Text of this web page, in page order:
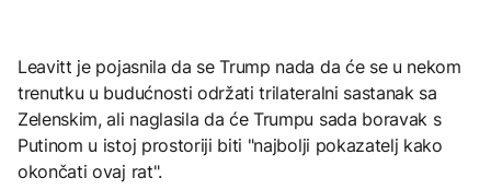
Leavitt je pojasnila da se Trump nada da će se u nekom
trenutku u budućnosti održati trilateralni sastanak sa
Zelenskim, ali naglasila da će Trumpu sada boravak s
Putinom u istoj prostoriji biti "najbolji pokazatelj kako
okončati ovaj rat".